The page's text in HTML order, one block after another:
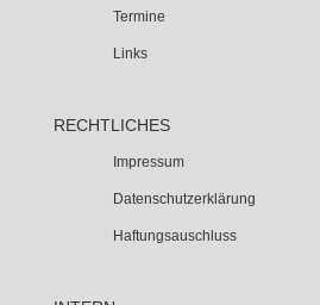
Termine
Links
RECHTLICHES
Impressum
Datenschutzerklärung
Haftungsauschluss